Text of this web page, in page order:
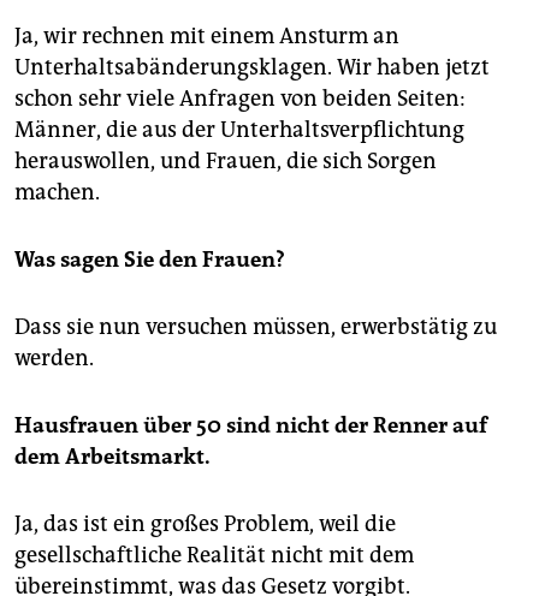
Ja, wir rechnen mit einem Ansturm an
Unterhaltsabänderungsklagen. Wir haben jetzt
schon sehr viele Anfragen von beiden Seiten:
Männer, die aus der Unterhaltsverpflichtung
herauswollen, und Frauen, die sich Sorgen
machen.
Was sagen Sie den Frauen?
Dass sie nun versuchen müssen, erwerbstätig zu
werden.
Hausfrauen über 50 sind nicht der Renner auf
dem Arbeitsmarkt.
Ja, das ist ein großes Problem, weil die
gesellschaftliche Realität nicht mit dem
übereinstimmt, was das Gesetz vorgibt.